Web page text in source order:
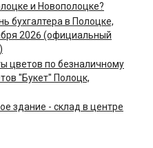
и Новополоцке?
бухгалтера в Полоцке,
2026 (официальный
цветов по безналичному
"Букет" Полоцк,
здание - склад в центре